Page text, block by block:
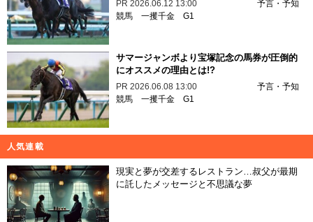
PR 2026.06.12 13:00
予言・予知
競馬 一攫千金 G1
サマージャンボより宝塚記念の馬券が圧倒的
にオススメの理由とは!?
PR 2026.06.08 13:00
予言・予知
競馬 一攫千金 G1
人気連載
現実と夢が交差するレストラン…叔父が最期
に託したメッセージと不思議な夢